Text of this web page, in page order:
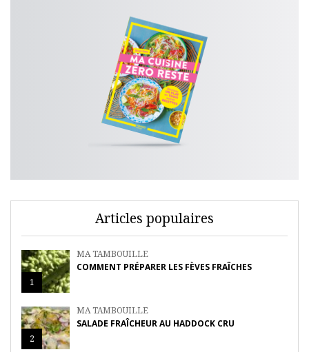
Articles populaires
1
MA TAMBOUILLE
COMMENT PRÉPARER LES FÈVES FRAÎCHES
2
MA TAMBOUILLE
SALADE FRAÎCHEUR AU HADDOCK CRU